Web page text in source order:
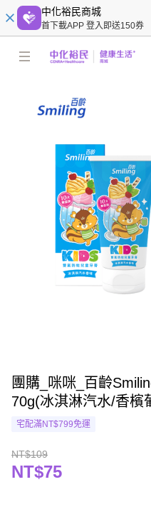
中化裕民商城
首下載APP 登入即送150券
團購_咪咪_百齡
70g(冰淇淋汽水/香檳
宅配滿NT$799免運
NT$109
NT$75